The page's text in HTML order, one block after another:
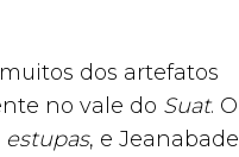
dos artefatos
no vale do Suat. O
estupas, e Jeanabade